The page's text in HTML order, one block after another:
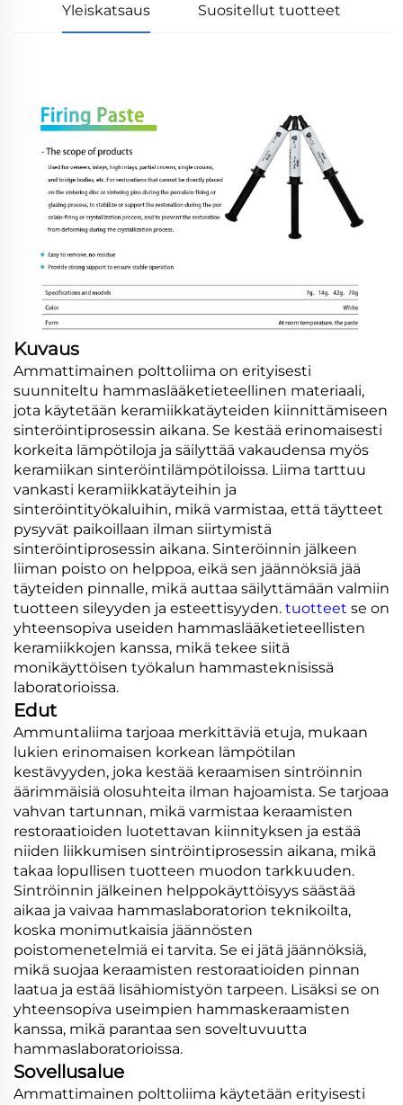
Yleiskatsaus Suositellut tuotteet
Kuvaus
Ammattimainen polttoliima on erityisesti
suunniteltu hammaslääketieteellinen materiaali,
jota käytetään keramiikkatäyteiden kiinnittämiseen
sinteröintiprosessin aikana. Se kestää erinomaisesti
korkeita lämpötiloja ja säilyttää vakaudensa myös
keramiikan sinteröintilämpötiloissa. Liima tarttuu
vankasti keramiikkatäyteihin ja
sinteröintityökaluihin, mikä varmistaa, että täytteet
pysyvät paikoillaan ilman siirtymistä
sinteröintiprosessin aikana. Sinteröinnin jälkeen
liiman poisto on helppoa, eikä sen jäännöksiä jää
täyteiden pinnalle, mikä auttaa säilyttämään valmiin
tuotteen sileyyden ja esteettisyyden. tuotteet se on
yhteensopiva useiden hammaslääketieteellisten
keramiikkojen kanssa, mikä tekee siitä
monikäyttöisen työkalun hammasteknisissä
laboratorioissa.
Edut
Ammuntaliima tarjoaa merkittäviä etuja, mukaan
lukien erinomaisen korkean lämpötilan
kestävyyden, joka kestää keraamisen sintröinnin
äärimmäisiä olosuhteita ilman hajoamista. Se tarjoaa
vahvan tartunnan, mikä varmistaa keraamisten
restoraatioiden luotettavan kiinnityksen ja estää
niiden liikkumisen sintröintiprosessin aikana, mikä
takaa lopullisen tuotteen muodon tarkkuuden.
Sintröinnin jälkeinen helppokäyttöisyys säästää
aikaa ja vaivaa hammaslaboratorion teknikoilta,
koska monimutkaisia jäännösten
poistomenetelmiä ei tarvita. Se ei jätä jäännöksiä,
mikä suojaa keraamisten restoraatioiden pinnan
laatua ja estää lisähiomistyön tarpeen. Lisäksi se on
yhteensopiva useimpien hammaskeraamisten
kanssa, mikä parantaa sen soveltuvuutta
hammaslaboratorioissa.
Sovellusalue
Ammattimainen polttoliima käytetään erityisesti